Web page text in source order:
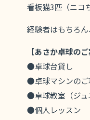
看板猫3匹（ニコ
経験者はもちろ
【あさか卓球のご
●卓球台貸し
●卓球マシンのご
●卓球教室（ジュ
●個人レッスン